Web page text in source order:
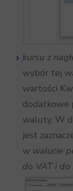
kursu z
wybór tej
wartości
dodatkowe
waluty. W
jest
w walucie
do VAT i do